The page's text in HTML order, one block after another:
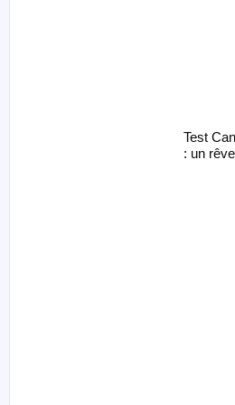
Test
: un